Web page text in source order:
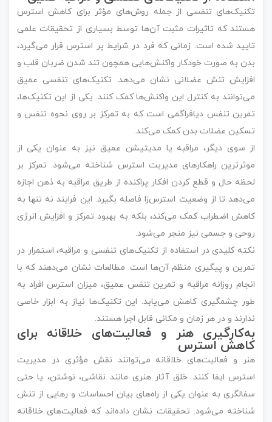
تکنیک‌های تنفسی از جمله روش‌های مؤثر برای کاهش استرس
هستند که تاثیرات مثبت آن‌ها توسط بسیاری از تحقیقات علمی
تایید شده است. زمانی که فرد در شرایط پر استرس قرار می‌گیرد،
بدن به صورت خودکار واکنش‌هایی همچون تند شدن ضربان قلب و
افزایش تنش عضلانی نشان می‌دهد. تکنیک‌های تنفسی عمیق
می‌توانند به کنترل این واکنش‌ها کمک کنند. یکی از این تکنیک‌ها،
تمرین تنفس دیافراگمی است که به تمرکز بر روی نحوه تنفس و
تسکین عضلات بدن کمک می‌کند.
از سوی دیگر، مراقبه یا مدیتیشن عمیق نیز به عنوان یکی از
موثرترین راهکارهای مدیریت استرس شناخته می‌شود. تمرکز بر
لحظه حال و قطع کردن افکار پراکنده از طریق مراقبه به ذهن اجازه
می‌دهد تا از وضعیت استرس‌زا فاصله بگیرد. این فرایند نه تنها به
کاهش اضطراب کمک می‌کند، بلکه به بهبود تمرکز و افزایش انرژی
روحی و جسمی نیز منجر می‌شود.
نکته کلیدی در استفاده از تکنیک‌های تنفسی و مراقبه، استمرار در
تمرین و پیگیری منظم آن‌ها است. مطالعات نشان می‌دهند که با
انجام روزانه مراقبه و تمرین تنفس عمیق، میزان استرس افراد به
طور چشمگیری کاهش می‌یابد. این تکنیک‌ها نیاز به ابزار خاصی
ندارند و در هر زمان و مکانی قابل اجرا هستند.
به‌کارگیری هنر و فعالیت‌های خلاقانه برای
کاهش استرس
هنر و فعالیت‌های خلاقانه می‌توانند نقش مؤثری در مدیریت
استرس ایفا کنند. خلق آثار هنری مانند نقاشی، نوشتن، یا حتی
سفالگری به عنوان یکی از راه‌های بیان احساسات و رهایی از تنش
شناخته می‌شود. تحقیقات نشان داده‌اند که فعالیت‌های خلاقانه